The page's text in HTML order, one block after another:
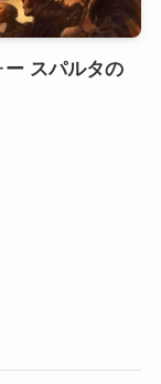
ー スパルタの